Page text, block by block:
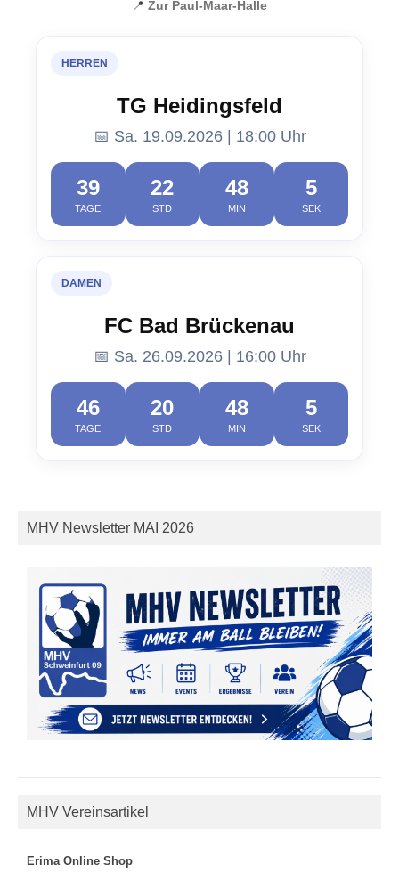
📍 Zur Paul-Maar-Halle
HERREN
TG Heidingsfeld
📅 Sa. 19.09.2026 | 18:00 Uhr
39
TAGE
22
STD
48
MIN
4
SEK
DAMEN
FC Bad Brückenau
📅 Sa. 26.09.2026 | 16:00 Uhr
46
TAGE
20
STD
48
MIN
4
SEK
MHV Newsletter MAI 2026
MHV Vereinsartikel
Erima Online Shop